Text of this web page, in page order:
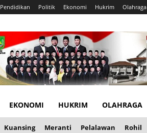
Pendidikan Politik Ekonomi Hukrim Olahraga
EKONOMI HUKRIM OLAHRAGA
Kuansing Meranti Pelalawan Rohil